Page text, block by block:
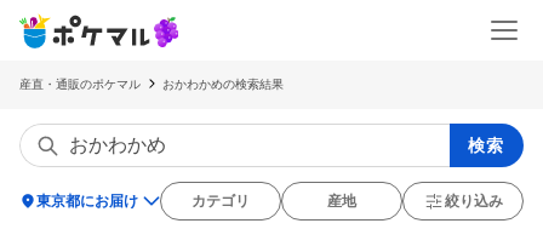
産直・通販のポケマル おかわかめの検索結果
検索
location_on東京都にお届け カテゴリ 産地 絞り込み